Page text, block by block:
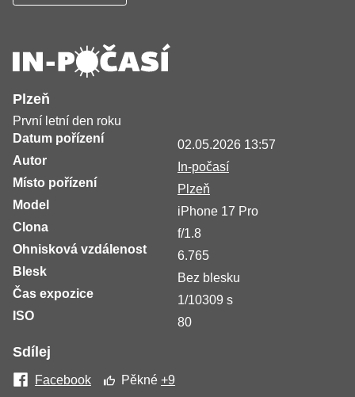
Plzeň
První letní den roku
Datum pořízení
02.05.2026 13:57
Autor
In-počasí
Místo pořízení
Plzeň
Model
iPhone 17 Pro
Clona
f/1.8
Ohnisková vzdálenost
6.765
Blesk
Bez blesku
Čas expozice
1/10309 s
ISO
80
Sdílej
Facebook Pěkné+9